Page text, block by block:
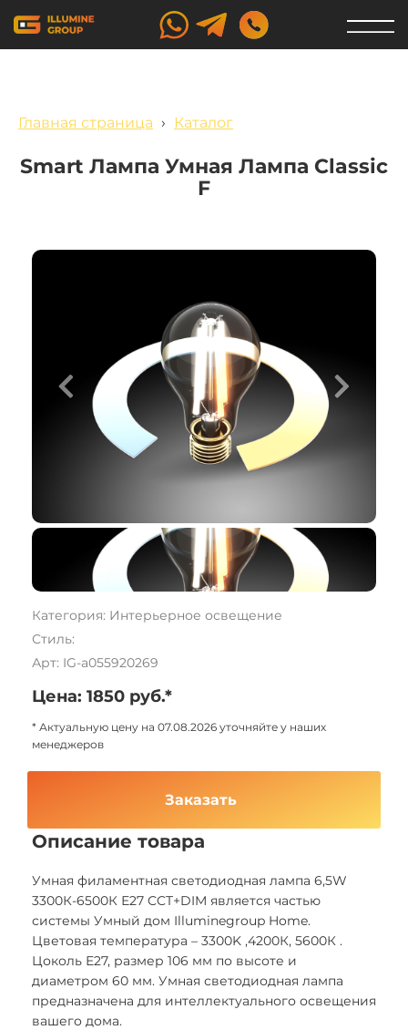
Главная страница › Каталог
Smart Лампа Умная Лампа Classic
F
Категория: Интерьерное освещение
Стиль:
Арт: IG-a055920269
Цена: 1850 руб.*
* Актуальную цену на 07.08.2026 уточняйте у наших
менеджеров
Заказать
Описание товара
Умная филаментная светодиодная лампа 6,5W
3300К-6500К Е27 CCT+DIM является частью
системы Умный дом Illuminegroup Home.
Цветовая температура – 3300K ,4200К, 5600К .
Цоколь Е27, размер 106 мм по высоте и
диаметром 60 мм. Умная светодиодная лампа
предназначена для интеллектуального освещения
вашего дома.